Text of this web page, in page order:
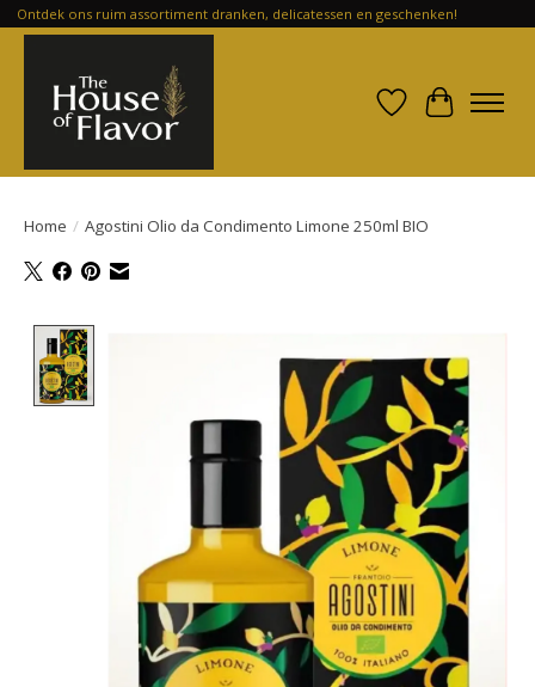
Ontdek ons ruim assortiment dranken, delicatessen en geschenken!
Verlanglijst
Home / Agostini Olio da Condimento Limone 250ml BIO